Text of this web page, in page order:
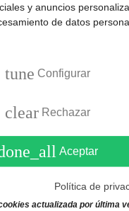
calentadores Vaillant de
para llave de 8mm.
y anuncios
de datos
tune Configurar
clear Rechazar
Aceptar
Política de
actualizada por última